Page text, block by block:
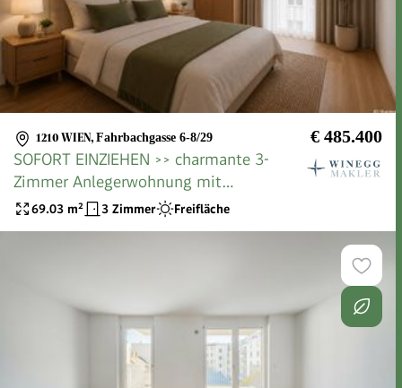
1210 WIEN, Fahrbachgasse 6-8/29 € 485.400
SOFORT EINZIEHEN >> charmante 3-
Zimmer Anlegerwohnung mit
bodentiefen Fenstern und 2 Balkone >>
Top Anbindung
69.03 m² 3 Zimmer Freifläche